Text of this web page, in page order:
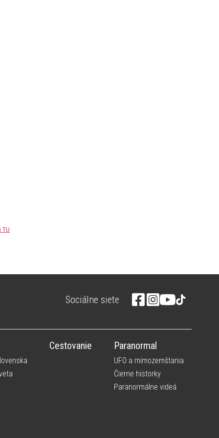
TU
Sociálne siete
Cestovanie Paranormal
UFO a mimozemštania
Čierne historky
Paranormálne videá